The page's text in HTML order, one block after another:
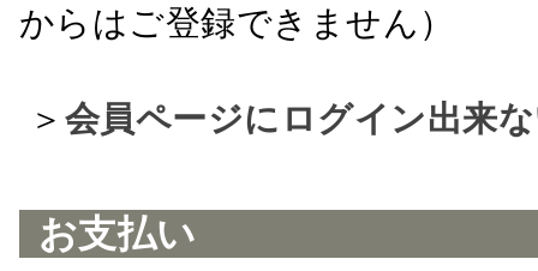
からはご登録できません）
＞ 会員ページにログイン出来
お支払い